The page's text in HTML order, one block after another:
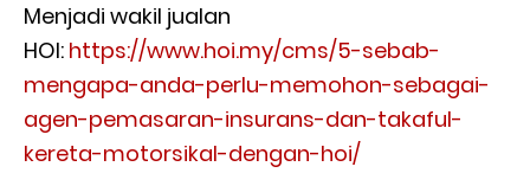
Menjadi wakil jualan
HOI: https://www.hoi.my/cms/5-sebab-
mengapa-anda-perlu-memohon-sebagai-
agen-pemasaran-insurans-dan-takaful-
kereta-motorsikal-dengan-hoi/